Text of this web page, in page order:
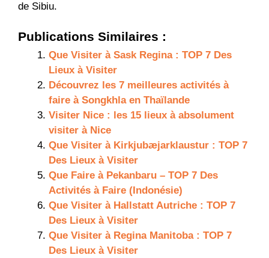
de Sibiu.
Publications Similaires :
Que Visiter à Sask Regina : TOP 7 Des
Lieux à Visiter
Découvrez les 7 meilleures activités à
faire à Songkhla en Thaïlande
Visiter Nice : les 15 lieux à absolument
visiter à Nice
Que Visiter à Kirkjubæjarklaustur : TOP 7
Des Lieux à Visiter
Que Faire à Pekanbaru – TOP 7 Des
Activités à Faire (Indonésie)
Que Visiter à Hallstatt Autriche : TOP 7
Des Lieux à Visiter
Que Visiter à Regina Manitoba : TOP 7
Des Lieux à Visiter